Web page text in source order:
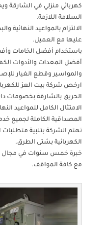
كهربائي منزلي في الشارقة
السلامة اللازمة.
الالتزام بالمواعيد النهائية
عليها مع العميل.
باستخدام أفضل الخامات
أفضل المعدات والأدوات
والمواسير وقطع الغيار
ارخص شركة بيت العز
الحريق بالشارقة بخصومات
الامتثال الكامل للمواعيد
المصداقية الكاملة لجميع
تهتم الشركة بتلبية
الكهربائية بشتى الطرق.
خبرة خمس سنوات في مجال
مع كافة المواقف.